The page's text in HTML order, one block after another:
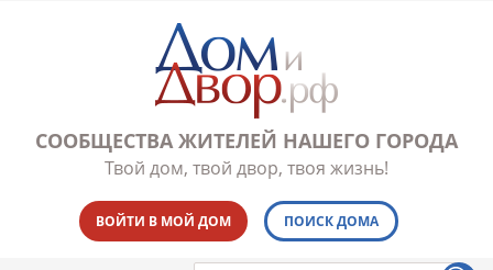
СООБЩЕСТВА ЖИТЕЛЕЙ НАШЕГО ГОРОДА
Твой дом, твой двор, твоя жизнь!
ВОЙТИ В МОЙ ДОМ ПОИСК ДОМА